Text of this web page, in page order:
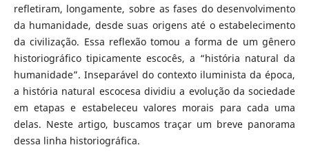
refletiram, longamente, sobre as fases do desenvolvimento
da humanidade, desde suas origens até o estabelecimento
da civilização. Essa reflexão tomou a forma de um gênero
historiográfico tipicamente escocês, a “história natural da
humanidade”. Inseparável do contexto iluminista da época,
a história natural escocesa dividiu a evolução da sociedade
em etapas e estabeleceu valores morais para cada uma
delas. Neste artigo, buscamos traçar um breve panorama
dessa linha historiográfica.